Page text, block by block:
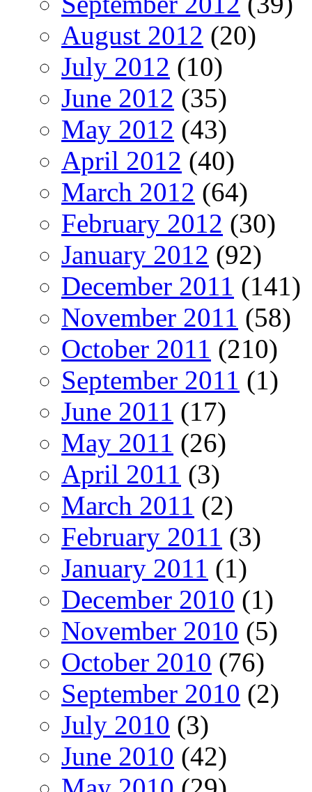
August 2012 (20)
July 2012 (10)
June 2012 (35)
May 2012 (43)
April 2012 (40)
March 2012 (64)
February 2012 (30)
January 2012 (92)
December 2011 (141)
November 2011 (58)
October 2011 (210)
September 2011 (1)
June 2011 (17)
May 2011 (26)
April 2011 (3)
March 2011 (2)
February 2011 (3)
January 2011 (1)
December 2010 (1)
November 2010 (5)
October 2010 (76)
September 2010 (2)
July 2010 (3)
June 2010 (42)